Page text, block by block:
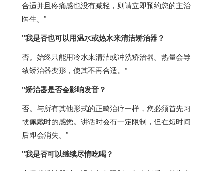
合适并且疼痛感也没有减轻，则请立即预约您的主治
医生。"
"我是否也可以用温水或热水来清洁矫治器？
否。始终只能用冷水来清洁或冲洗矫治器。热量会导
致矫治器变形，使其不再合适。"
"矫治器是否会影响发音？
否。与所有其他形式的正畸治疗一样，您必须首先习
惯佩戴时的感觉。讲话时会有一定限制，但在短时间
后即会消失。"
"我是否可以继续尽情吃喝？